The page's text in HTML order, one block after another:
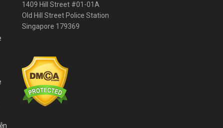
1409 Hill Street #01-01A
Old Hill Street Police Station
Singapore 179369